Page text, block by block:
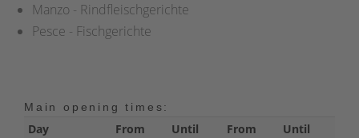
Manzo - Rindfleischgerichte
Pesce - Fischgerichte
Main opening times:
Day From Until From
Until